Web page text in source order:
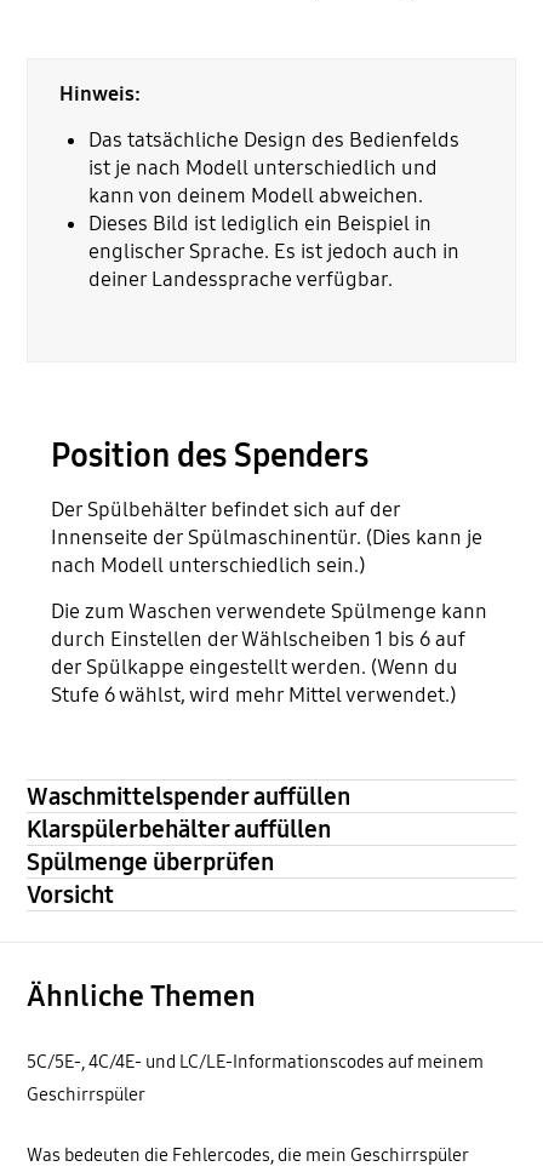
Hinweis:
Das tatsächliche Design des Bedienfelds
ist je nach Modell unterschiedlich und
kann von deinem Modell abweichen.
Dieses Bild ist lediglich ein Beispiel in
englischer Sprache. Es ist jedoch auch in
deiner Landessprache verfügbar.
Position des Spenders
Der Spülbehälter befindet sich auf der
Innenseite der Spülmaschinentür. (Dies kann je
nach Modell unterschiedlich sein.)
Die zum Waschen verwendete Spülmenge kann
durch Einstellen der Wählscheiben 1 bis 6 auf
der Spülkappe eingestellt werden. (Wenn du
Stufe 6 wählst, wird mehr Mittel verwendet.)
Waschmittelspender auffüllen
Klarspülerbehälter auffüllen
Spülmenge überprüfen
Vorsicht
Ähnliche Themen
5C/5E-, 4C/4E- und LC/LE-Informationscodes auf meinem
Geschirrspüler
Was bedeuten die Fehlercodes, die mein Geschirrspüler